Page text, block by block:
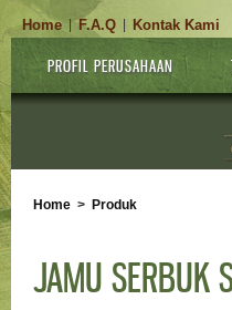
Home |F.A.Q Kontak Kami
PROFIL PERUSAHAAN
Home > Produk
JAMU SERBUK